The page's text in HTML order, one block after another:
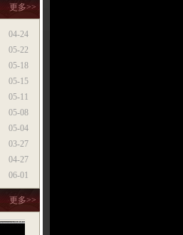
更多>>
04-24
05-22
05-18
05-15
05-11
05-08
05-04
03-27
04-27
06-01
更多>>